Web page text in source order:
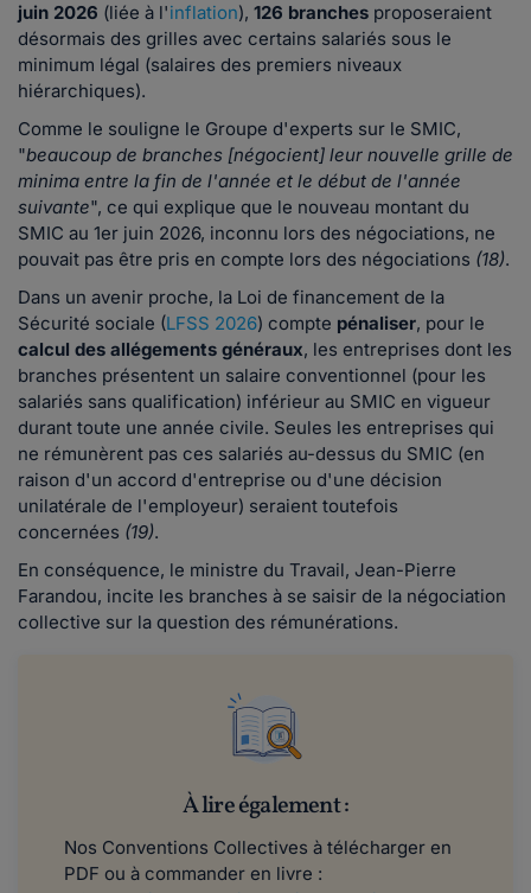
juin 2026 (liée à l'inflation), 126 branches proposeraient
désormais des grilles avec certains salariés sous le
minimum légal (salaires des premiers niveaux
hiérarchiques).
Comme le souligne le Groupe d'experts sur le SMIC,
"beaucoup de branches [négocient] leur nouvelle grille de
minima entre la fin de l'année et le début de l'année
suivante", ce qui explique que le nouveau montant du
SMIC au 1er juin 2026, inconnu lors des négociations, ne
pouvait pas être pris en compte lors des négociations (18).
Dans un avenir proche, la Loi de financement de la
Sécurité sociale (LFSS 2026) compte pénaliser, pour le
calcul des allégements généraux, les entreprises dont les
branches présentent un salaire conventionnel (pour les
salariés sans qualification) inférieur au SMIC en vigueur
durant toute une année civile. Seules les entreprises qui
ne rémunèrent pas ces salariés au-dessus du SMIC (en
raison d'un accord d'entreprise ou d'une décision
unilatérale de l'employeur) seraient toutefois
concernées (19).
En conséquence, le ministre du Travail, Jean-Pierre
Farandou, incite les branches à se saisir de la négociation
collective sur la question des rémunérations.
À lire également :
Nos Conventions Collectives à télécharger en
PDF ou à commander en livre :